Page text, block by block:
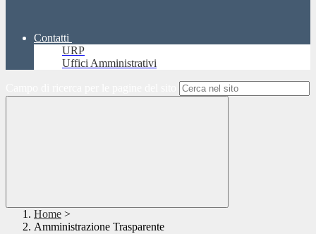
Contatti
URP
Uffici Amministrativi
Home >
Amministrazione Trasparente